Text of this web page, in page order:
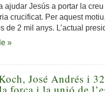
ajudar Jesús a portar la
crucificat. Per aquest
de 2 mil anys. L’actual
»
José Andrés i